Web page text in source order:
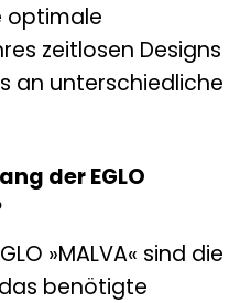
optimale
zeitlosen Designs
an unterschiedliche
der EGLO
»MALVA« sind die
benötigte